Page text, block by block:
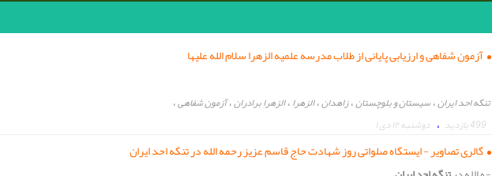
آزمون شفاهی و ارزیابی پایانی از طلاب مدرسه علمیه الزهرا سلام الله علیها
تنگه احد ایران،سیستان و بلوچستان،زاهدان،الزهرا،الزهرا برادران،آزمون شفاهی،
499 بازدید ، دوشنبه ۱۲ دی ۱
گالری تصاویر - ایستگاه صلواتی روز شهادت حاج قاسم عزیز رحمه الله در تنگه احد ایران